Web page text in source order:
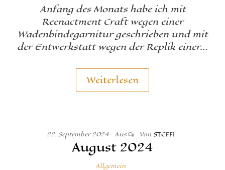
Anfang des Monats habe ich mit
Reenactment Craft wegen einer
Wadenbindegarnitur geschrieben und mit
der Entwerkstatt wegen der Replik einer…
Weiterlesen
22. September 2024 Aus Von STEFFI
August 2024
Allgemein